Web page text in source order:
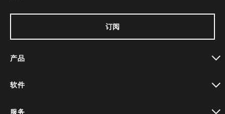
订阅
产品
软件
服务